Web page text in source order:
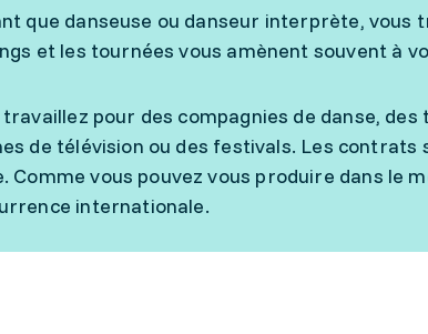
que danseuse ou danseur interprète,
et les tournées vous amènent souvent à
travaillez pour des compagnies de danse,
de télévision ou des festivals. Les
Comme vous pouvez vous produire dans le
internationale.